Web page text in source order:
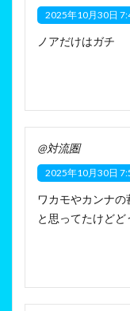
2025年10月30日
ノアだけはガチ
@対流圏
2025年10月30日
ワカモやカンナ
と思ってたけどど